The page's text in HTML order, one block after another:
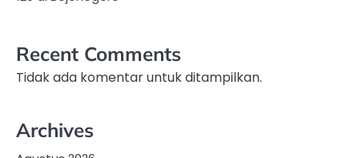
Recent Comments
Tidak ada komentar untuk ditampilkan.
Archives